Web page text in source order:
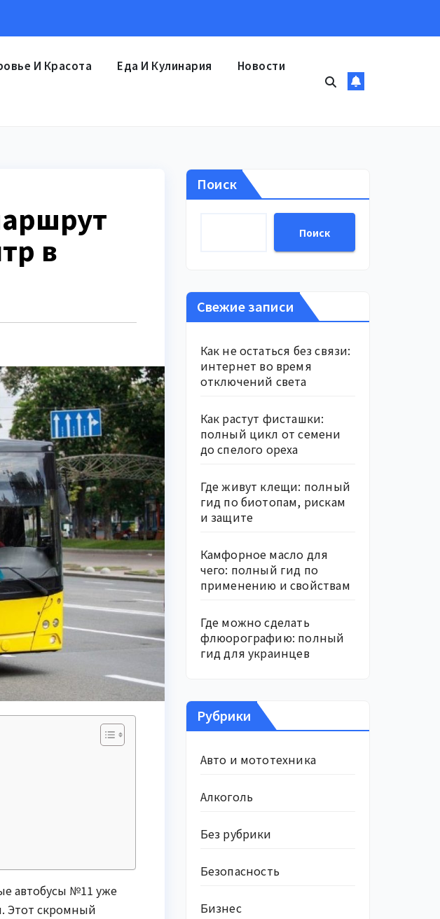
И Красота Еда И Кулинария Новости
в
автобусы №11 уже
Этот скромный
Поиск
Поиск
Свежие записи
Как не остаться без связи:
интернет во время
отключений света
Как растут фисташки:
полный цикл от семени
до спелого ореха
Где живут клещи: полный
гид по биотопам, рискам
и защите
Камфорное масло для
чего: полный гид по
применению и свойствам
Где можно сделать
флюорографию: полный
гид для украинцев
Рубрики
Авто и мототехника
Алкоголь
Без рубрики
Безопасность
Бизнес